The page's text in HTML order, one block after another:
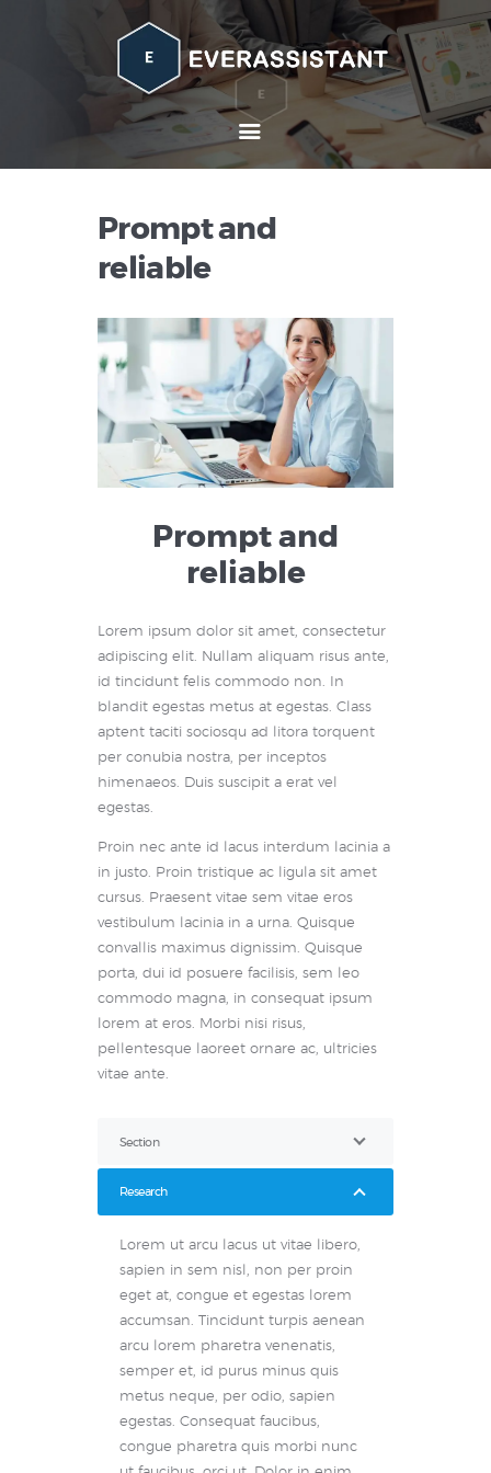
Home
About
Contacts
Prompt and
reliable
Prompt and
reliable
Lorem ipsum dolor sit amet, consectetur
adipiscing elit. Nullam aliquam risus ante,
id tincidunt felis commodo non. In
blandit egestas metus at egestas. Class
aptent taciti sociosqu ad litora torquent
per conubia nostra, per inceptos
himenaeos. Duis suscipit a erat vel
egestas.
Proin nec ante id lacus interdum lacinia a
in justo. Proin tristique ac ligula sit amet
cursus. Praesent vitae sem vitae eros
vestibulum lacinia in a urna. Quisque
convallis maximus dignissim. Quisque
porta, dui id posuere facilisis, sem leo
commodo magna, in consequat ipsum
lorem at eros. Morbi nisi risus,
pellentesque laoreet ornare ac, ultricies
vitae ante.
Section
Research
Lorem ut arcu lacus ut vitae libero,
sapien in sem nisl, non per proin
eget at, congue et egestas lorem
accumsan. Tincidunt turpis aenean
arcu lorem pharetra venenatis,
semper et, id purus minus quis
metus neque, per odio, sapien
egestas. Consequat faucibus,
congue pharetra quis morbi nunc